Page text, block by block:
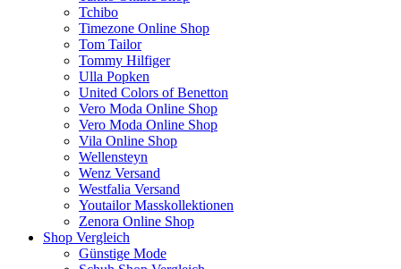
Tchibo
Timezone Online Shop
Tom Tailor
Tommy Hilfiger
Ulla Popken
United Colors of Benetton
Vero Moda Online Shop
Vero Moda Online Shop
Vila Online Shop
Wellensteyn
Wenz Versand
Westfalia Versand
Youtailor Masskollektionen
Zenora Online Shop
Shop Vergleich
Günstige Mode